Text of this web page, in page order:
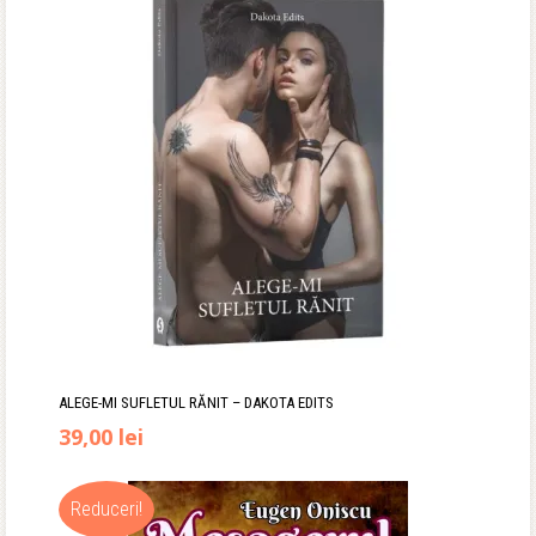
27,90 lei.
ALEGE-MI SUFLETUL RĂNIT – DAKOTA EDITS
39,00 lei
Reduceri!